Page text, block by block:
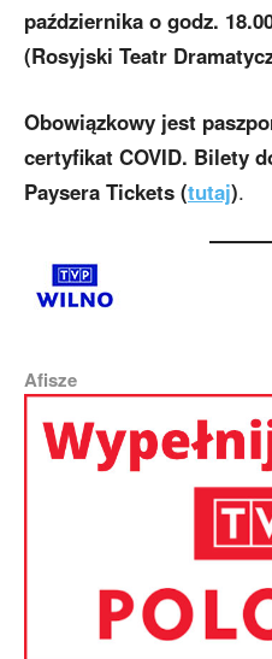
października o godz.
(Rosyjski Teatr
Obowiązkowy jest
certyfikat COVID. Bilety
Paysera Tickets (tutaj).
Afisze